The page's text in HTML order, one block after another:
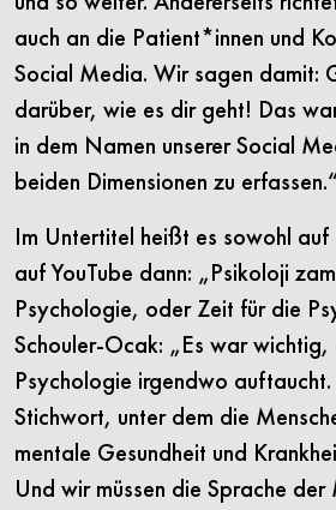
auch an die Patient*innen und
Social Media. Wir sagen damit:
darüber, wie es dir geht! Das
in dem Namen unserer Social
beiden Dimensionen zu erfassen.“
Im Untertitel heißt es sowohl
auf YouTube dann: „Psikoloji
Psychologie, oder Zeit für die
Schouler-Ocak: „Es war
Psychologie irgendwo auftaucht.
Stichwort, unter dem die
mentale Gesundheit und
Und wir müssen die Sprache der